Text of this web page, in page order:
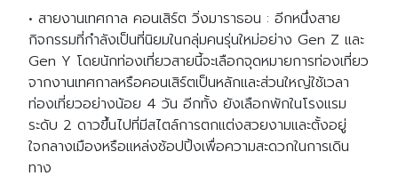
• สายงานเทศกาล คอนเสิร์ต วิ่งมาราธอน : อีกหนึ่งสาย
กิจกรรมที่กำลังเป็นที่นิยมในกลุ่มคนรุ่นใหม่อย่าง Gen Z และ
Gen Y โดยนักท่องเที่ยวสายนี้จะเลือกจุดหมายการท่องเที่ยว
จากงานเทศกาลหรือคอนเสิร์ตเป็นหลักและส่วนใหญ่ใช้เวลา
ท่องเที่ยวอย่างน้อย 4 วัน อีกทั้ง ยังเลือกพักในโรงแรม
ระดับ 2 ดาวขึ้นไปที่มีสไตล์การตกแต่งสวยงามและตั้งอยู่
ใจกลางเมืองหรือแหล่งช้อปปิ้งเพื่อความสะดวกในการเดิน
ทาง